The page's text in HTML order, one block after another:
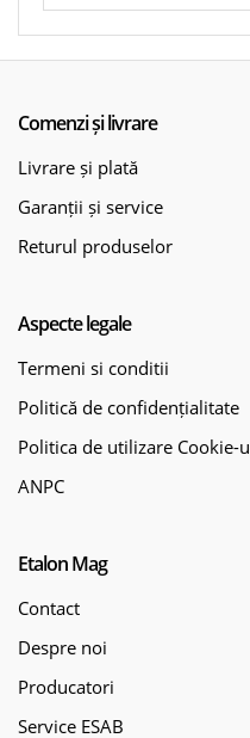
Comenzi și livrare
Livrare și plată
Garanții și service
Returul produselor
Aspecte legale
Termeni si conditii
Politică de confidențialitate
Politica de utilizare Cookie-
ANPC
Etalon Mag
Contact
Despre noi
Producatori
Service ESAB